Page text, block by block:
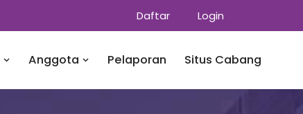
Daftar Login
Anggota Pelaporan Situs Cabang